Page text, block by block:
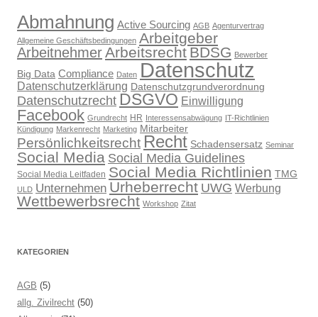
Abmahnung Active Sourcing AGB Agenturvertrag
Allgemeine Geschäftsbedingungen Arbeitgeber
ArbeitnehmerArbeitsrecht BDSG Bewerber
Big Data Compliance Daten Datenschutz
Datenschutzerklärung Datenschutzgrundverordnung
Datenschutzrecht DSGVO Einwilligung
Facebook Grundrecht HR Interessensabwägung IT-Richtlinien
Kündigung Markenrecht Marketing Mitarbeiter
Persönlichkeitsrecht Recht Schadensersatz Seminar
Social Media Social Media Guidelines
Social Media Leitfaden Social Media Richtlinien TMG
ULD Unternehmen Urheberrecht UWG Werbung
Wettbewerbsrecht Workshop Zitat
KATEGORIEN
AGB (5)
allg. Zivilrecht (50)